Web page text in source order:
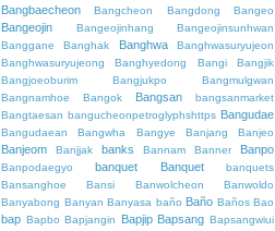
Bangbaecheon Bangcheon Bangdong Bangeo
Bangeojin Bangeojinhang
Bangeojinsunhwan
Banggane
Banghak Banghwa
Banghwasuryujeon
Banghwasuryujeong
Banghyedong Bangi
Bangjik
Bangjoeoburim
Bangjukpo
Bangmulgwan
Bangnamhoe
Bangok Bangsan
bangsanmarket
Bangtaesan bangucheonpetroglyphshttps Bangudae
Bangudaean Bangwha Bangye Banjang Banjeo
Banjeom Banjjak banks Bannam Banner Banpo
Banpodaegyo banquet Banquet
banquets
Bansanghoe
Bansi Banwolcheon
Banwoldo
Banyabong Banyan Banyasa baño Baño Baños Bao
bap Bapbo Bapjangin Bapjip Bapsang Bapsangwiui